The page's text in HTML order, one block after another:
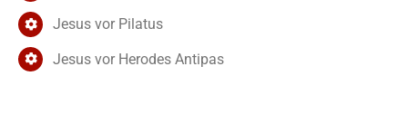
Jesus vor Pilatus
Jesus vor Herodes Antipas